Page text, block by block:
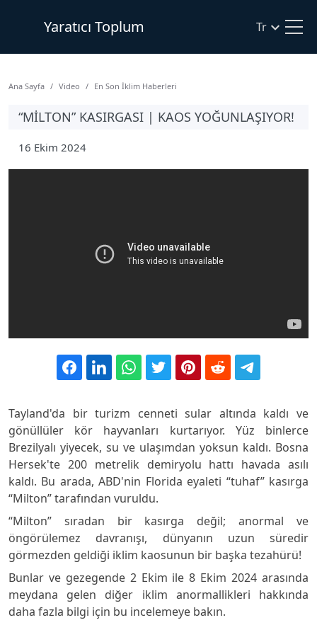
Yaratıcı Toplum Tr
Ana Sayfa Video En Son İklim Haberleri
“MILTON” KASIRGASI | KAOS YOĞUNLAŞIYOR!
16 Ekim 2024
Tayland'da bir turizm cenneti sular altında kaldı ve
gönüllüler kör hayvanları kurtarıyor. Yüz binlerce
Brezilyalı yiyecek, su ve ulaşımdan yoksun kaldı. Bosna
Hersek'te 200 metrelik demiryolu hattı havada asılı
kaldı. Bu arada, ABD'nin Florida eyaleti “tuhaf” kasırga
“Milton” tarafından vuruldu.
“Milton” sıradan bir kasırga değil; anormal ve
öngörülemez davranışı, dünyanın uzun süredir
görmezden geldiği iklim kaosunun bir başka tezahürü!
Bunlar ve gezegende 2 Ekim ile 8 Ekim 2024 arasında
meydana gelen diğer iklim anormallikleri hakkında
daha fazla bilgi için bu incelemeye bakın.